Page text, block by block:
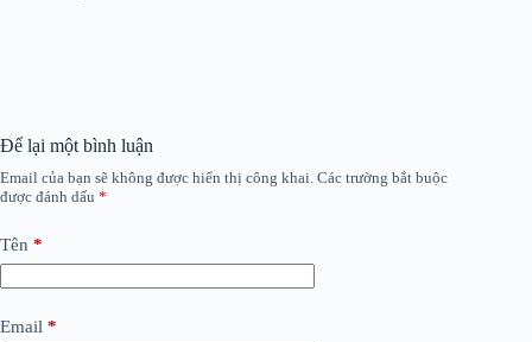
Để lại một bình luận
Email của bạn sẽ không được hiển thị công khai. Các trường bắt buộc
được đánh dấu *
Tên *
Email *